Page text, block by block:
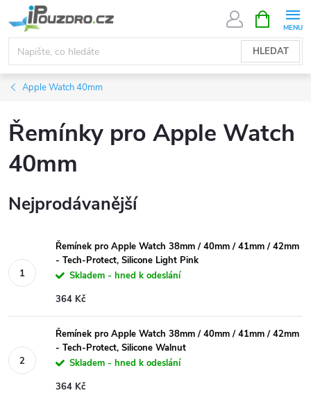
na
obsah
HLEDAT
NÁKUPNÍ
KOŠÍK
Apple Watch 40mm
Řemínky pro Apple Watch
40mm
Nejprodávanější
Řemínek pro Apple Watch 38mm / 40mm / 41mm / 42mm
- Tech-Protect, Silicone Light Pink
Skladem - hned k odeslání
364 Kč
Řemínek pro Apple Watch 38mm / 40mm / 41mm / 42mm
- Tech-Protect, Silicone Walnut
Skladem - hned k odeslání
364 Kč